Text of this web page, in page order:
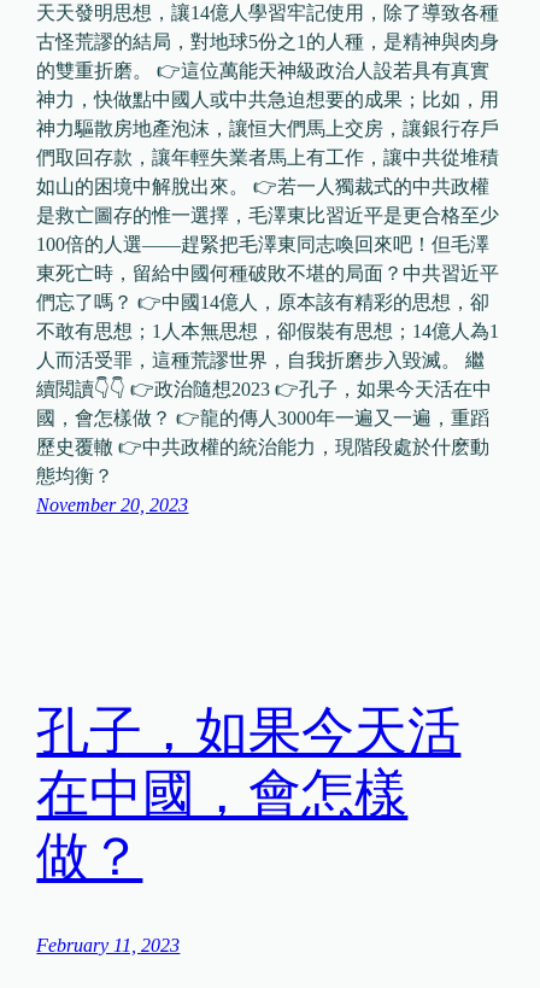
天天發明思想，讓14億人學習牢記使用，除了導致各種
古怪荒謬的結局，對地球5份之1的人種，是精神與肉身
的雙重折磨。 👉這位萬能天神級政治人設若具有真實
神力，快做點中國人或中共急迫想要的成果；比如，用
神力驅散房地產泡沫，讓恒大們馬上交房，讓銀行存戶
們取回存款，讓年輕失業者馬上有工作，讓中共從堆積
如山的困境中解脫出來。 👉若一人獨裁式的中共政權
是救亡圖存的惟一選擇，毛澤東比習近平是更合格至少
100倍的人選——趕緊把毛澤東同志喚回來吧！但毛澤
東死亡時，留給中國何種破敗不堪的局面？中共習近平
們忘了嗎？ 👉中國14億人，原本該有精彩的思想，卻
不敢有思想；1人本無思想，卻假裝有思想；14億人為1
人而活受罪，這種荒謬世界，自我折磨步入毀滅。 繼
續閲讀👇👇 👉政治隨想2023 👉孔子，如果今天活在中
國，會怎樣做？ 👉龍的傳人3000年一遍又一遍，重蹈
歷史覆轍 👉中共政權的統治能力，現階段處於什麽動
態均衡？
November 20, 2023
孔子，如果今天活
在中國，會怎樣
做？
February 11, 2023